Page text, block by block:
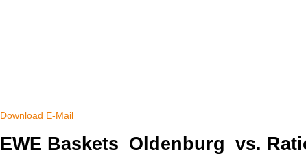
Download E-Mail
EWE Baskets Oldenburg vs.